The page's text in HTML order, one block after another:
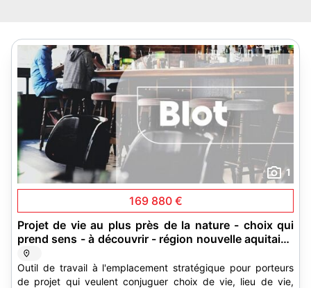
1
169 880 €
Projet de vie au plus près de la nature - choix qui
prend sens - à découvrir - région nouvelle aquitaine
- dépatement 87
Outil de travail à l'emplacement stratégique pour porteurs
de projet qui veulent conjuguer choix de vie, lieu de vie,